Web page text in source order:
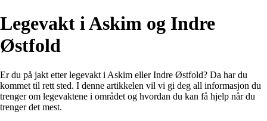
Legevakt i Askim og Indre
Østfold
Er du på jakt etter legevakt i Askim eller Indre Østfold? Da har du
kommet til rett sted. I denne artikkelen vil vi gi deg all informasjon du
trenger om legevaktene i området og hvordan du kan få hjelp når du
trenger det mest.